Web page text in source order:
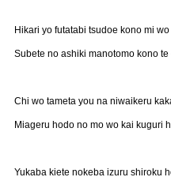
Hikari yo futatabi tsudoe kono mi
Subete no ashiki manotomo kono
Chi wo tameta you na niwaikeru
Miageru hodo no mo wo kai kuguri
Yukaba kiete nokeba izuru shiroku